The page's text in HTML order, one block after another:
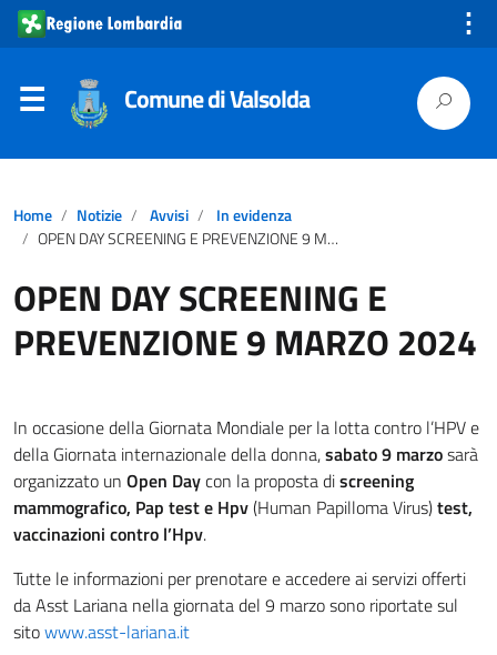
⋮
Comune di Valsolda
Home Notizie Avvisi
In evidenza
OPEN DAY SCREENING E PREVENZIONE 9 MARZO 2024
OPEN DAY SCREENING E
PREVENZIONE 9 MARZO 2024
In occasione della Giornata Mondiale per la lotta contro l’HPV e
della Giornata internazionale della donna,sabato 9 marzosarà
organizzato un Open Daycon la proposta discreening
mammografico, Pap test e Hpv(Human Papilloma Virus)test,
vaccinazioni contro l’Hpv.
Tutte le informazioni per prenotare e accedere ai servizi offerti
da Asst Lariana nella giornata del 9 marzo sono riportate sul
sitowww.asst-lariana.it